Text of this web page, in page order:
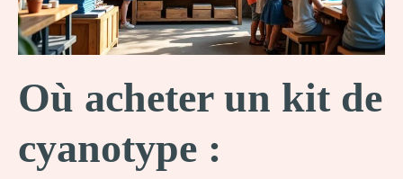
aujourd’hui
!
Où acheter un kit de
cyanotype :